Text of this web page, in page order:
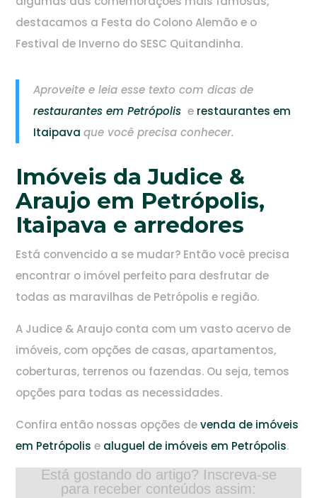
destacamos a Festa do Colono Alemão e o
Festival de Inverno do SESC Quitandinha.
Aproveite e leia esse texto com dicas de
restaurantes em Petrópolis e restaurantes em
Itaipava que você precisa conhecer.
Imóveis da Judice &
Araujo em Petrópolis,
Itaipava e arredores
Está convencido a se mudar? Então você precisa
encontrar o imóvel perfeito para desfrutar de
todas as maravilhas de Petrópolis e região.
A Judice & Araujo conta com um vasto acervo de
imóveis, com opções de casas, apartamentos,
coberturas, terrenos ou fazendas. Ou seja, temos
opções para todas as necessidades.
Confira então nossas opções devenda de imóveis
em Petrópolis e aluguel de imóveis em Petrópolis.
Está gostando do artigo? Inscreva-se
para receber conteúdos assim: